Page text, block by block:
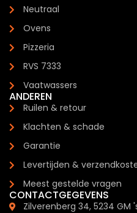
Neutraal
Ovens
Pizzeria
RVS 7333
Vaatwassers
ANDEREN
Ruilen & retour
Klachten & schade
Garantie
Levertijden &
Meest gestelde vragen
CONTACTGEGEVENS
Zilverenberg 34, 5234